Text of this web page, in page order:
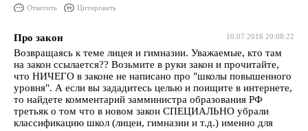
Ответить Цитировать
10.07.2016 20:08:22
Про закон
Возвращаясь к теме лицея и гимназии. Уважаемые, кто там
на закон ссылается?? Возьмите в руки закон и прочитайте,
что НИЧЕГО в законе не написано про "школы повышенного
уровня". А если вы зададитесь целью и поищите в интернете,
то найдете комментарий замминистра образования РФ
третьяк о том что в новом закон СПЕЦИАЛЬНО убрали
классификацию школ (лицеи, гимназии и т.д.) именно для